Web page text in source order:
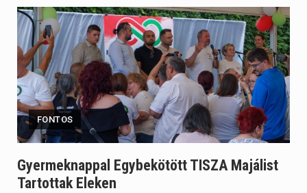
FONTOS
Gyermeknappal Egybekötött TISZA Majálist
Tartottak Eleken